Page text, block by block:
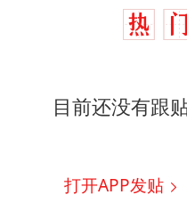
目前还没有跟
打开APP发贴